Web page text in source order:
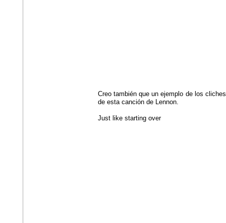
Creo también que un ejemplo de los
de esta canción de Lennon.
Just like starting over